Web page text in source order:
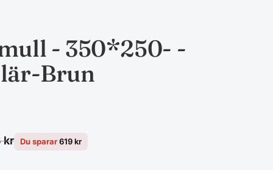
- 350*250- -
Brun
kr Du sparar619kr